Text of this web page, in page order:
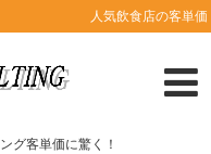
人気飲食店の客単価
グ客単価に驚く！